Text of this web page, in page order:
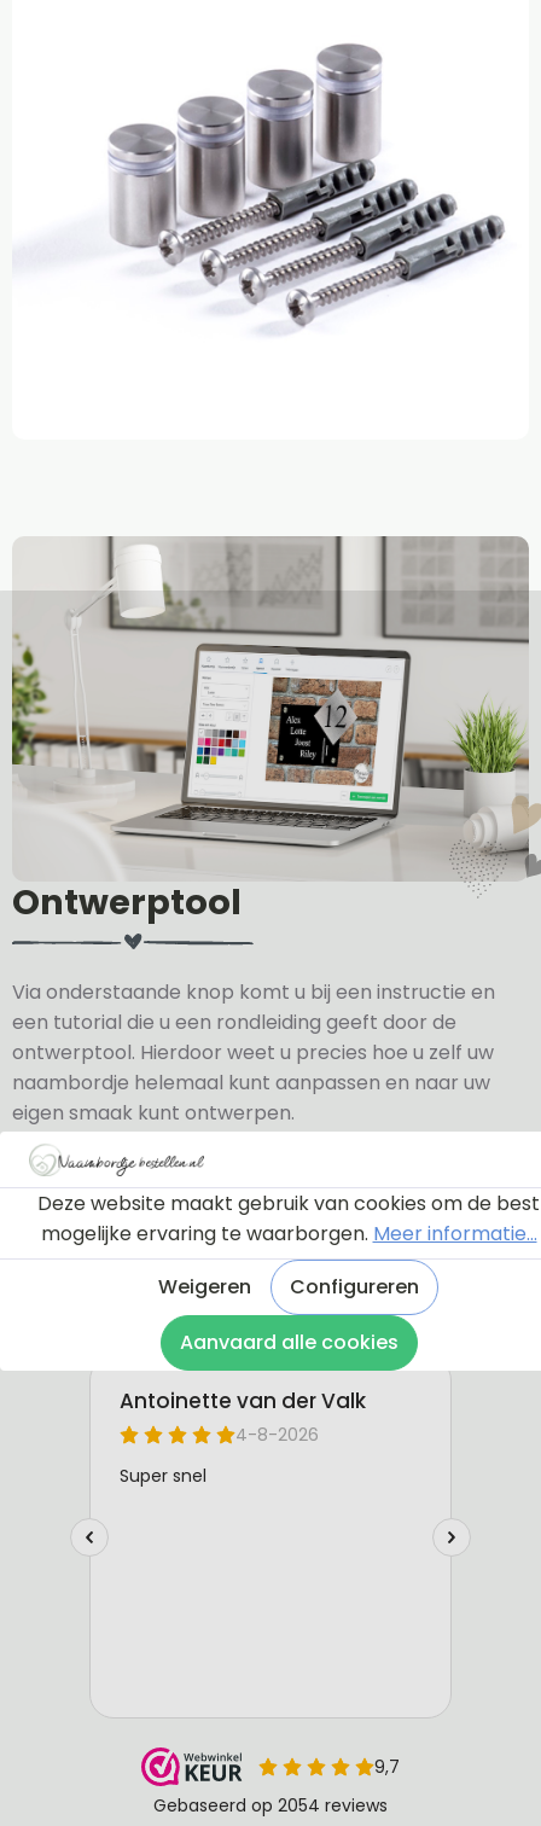
Ontwerptool
Via onderstaande knop komt u bij een instructie en
een tutorial die u een rondleiding geeft door de
ontwerptool. Hierdoor weet u precies hoe u zelf uw
naambordje helemaal kunt aanpassen en naar uw
eigen smaak kunt ontwerpen.
Bekijk de instructie
Deze website maakt gebruik van cookies om de best
mogelijke ervaring te waarborgen. Meer informatie...
Weigeren
Configureren
Aanvaard alle cookies